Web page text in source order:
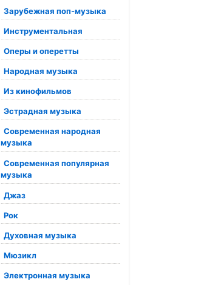
Зарубежная поп-музыка
Инструментальная
Оперы и оперетты
Народная музыка
Из кинофильмов
Эстрадная музыка
Современная народная
музыка
Современная популярная
музыка
Джаз
Рок
Духовная музыка
Мюзикл
Электронная музыка